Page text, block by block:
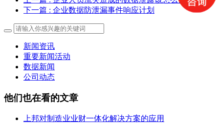
下一篇 : 企业数据防泄漏事件响应计划
新闻资讯
重要新闻活动
数据新闻
公司动态
他们也在看的文章
上邦对制造业业财一体化解决方案的应用